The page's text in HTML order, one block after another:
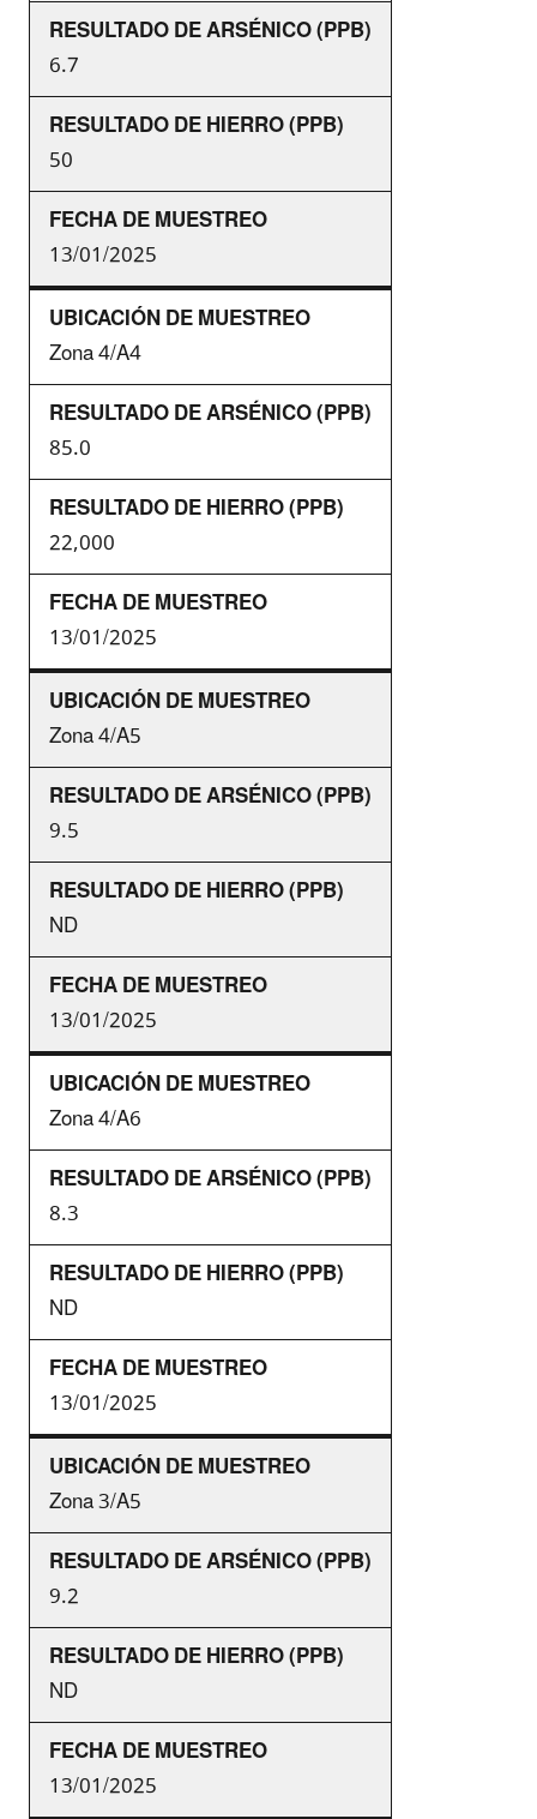
6.7
50
13/01/2025
Zona 4/A4
85.0
22,000
13/01/2025
Zona 4/A5
9.5
ND
13/01/2025
Zona 4/A6
8.3
ND
13/01/2025
Zona 3/A5
9.2
ND
13/01/2025